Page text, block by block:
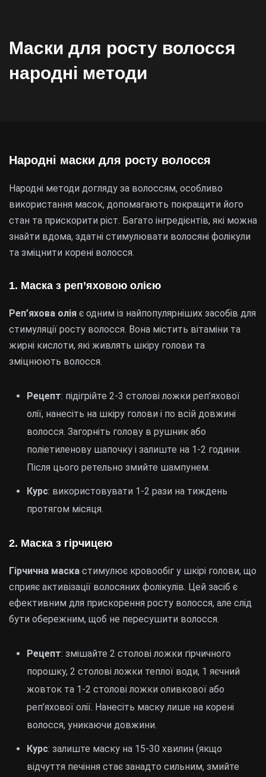
Маски для росту волосся
народні методи
Народні маски для росту волосся
Народні методи догляду за волоссям, особливо
використання масок, допомагають покращити його
стан та прискорити ріст. Багато інгредієнтів, які можна
знайти вдома, здатні стимулювати волосяні фолікули
та зміцнити корені волосся.
1. Маска з реп’яховою олією
Реп’яхова олія є одним із найпопулярніших засобів для
стимуляції росту волосся. Вона містить вітаміни та
жирні кислоти, які живлять шкіру голови та
зміцнюють волосся.
Рецепт: підігрійте 2-3 столові ложки реп’яхової
олії, нанесіть на шкіру голови і по всій довжині
волосся. Загорніть голову в рушник або
поліетиленову шапочку і залиште на 1-2 години.
Після цього ретельно змийте шампунем.
Курс: використовувати 1-2 рази на тиждень
протягом місяця.
2. Маска з гірчицею
Гірчична маска стимулює кровообіг у шкірі голови, що
сприяє активізації волосяних фолікулів. Цей засіб є
ефективним для прискорення росту волосся, але слід
бути обережним, щоб не пересушити волосся.
Рецепт: змішайте 2 столові ложки гірчичного
порошку, 2 столові ложки теплої води, 1 яєчний
жовток та 1-2 столові ложки оливкової або
реп’яхової олії. Нанесіть маску лише на корені
волосся, уникаючи довжини.
Курс: залиште маску на 15-30 хвилин (якщо
відчуття печіння стає занадто сильним, змийте